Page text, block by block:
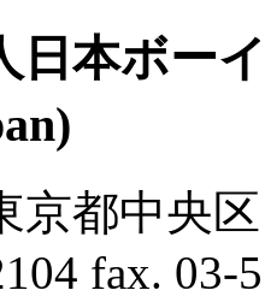
日本ボー
京都中央
fax. 03-